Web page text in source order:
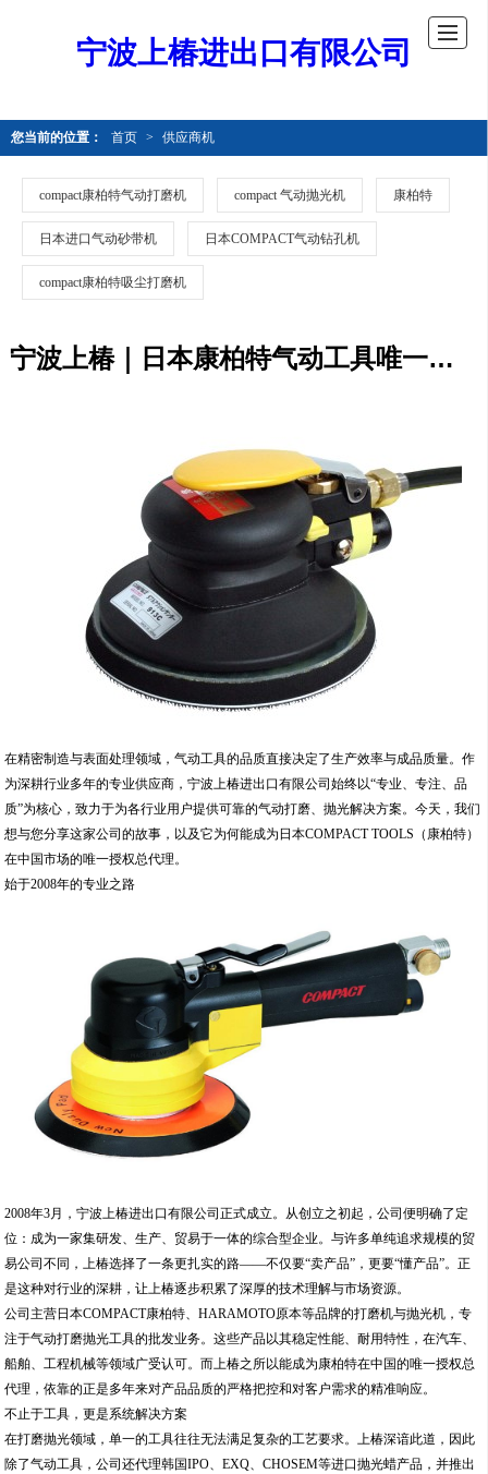
宁波上椿进出口有限公司
您当前的位置： 首页 > 供应商机
compact康柏特气动打磨机 compact 气动抛光机 康柏特
日本进口气动砂带机 日本COMPACT气动钻孔机
compact康柏特吸尘打磨机
宁波上椿｜日本康柏特气动工具唯一授权总代理
在精密制造与表面处理领域，气动工具的品质直接决定了生产效率与成品质量。作
质”为核心，致力于为各行业用户提供可靠的气动打磨、抛光解决方案。今天，我们
想与您分享这家公司的故事，以及它为何能成为日本COMPACT TOOLS（康柏特）
在中国市场的唯一授权总代理。
始于2008年的专业之路
2008年3月，宁波上椿进出口有限公司正式成立。从创立之初起，公司便明确了定
易公司不同，上椿选择了一条更扎实的路——不仅要“卖产品”，更要“懂产品”。正
是这种对行业的深耕，让上椿逐步积累了深厚的技术理解与市场资源。
公司主营日本COMPACT康柏特、HARAMOTO原本等品牌的打磨机与抛光机，专
注于气动打磨抛光工具的批发业务。这些产品以其稳定性能、耐用特性，在汽车、
船舶、工程机械等领域广受认可。而上椿之所以能成为康柏特在中国的唯一授权总
代理，依靠的正是多年来对产品品质的严格把控和对客户需求的精准响应。
不止于工具，更是系统解决方案
在打磨抛光领域，单一的工具往往无法满足复杂的工艺要求。上椿深谙此道，因此
除了气动工具，公司还代理韩国IPO、EXQ、CHOSEM等进口抛光蜡产品，并推出
自有品牌“CHOSEM”打磨抛光系列。同时，工厂也作为3M指定的砂纸转换工厂及代
理商，为客户提供从砂纸到抛光蜡的一站式配套。